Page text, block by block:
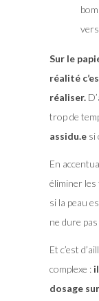
Sur le
réalité
réaliser.
trop de
assidu.esi
En
éliminer les
si la peau
ne dure pas
Et c’est
complexe :il
dosage